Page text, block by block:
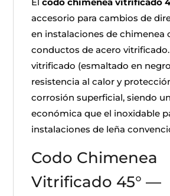
accesorio para cambios de
en instalaciones de chimenea
conductos de acero
vitrificado (esmaltado en
resistencia al calor y
corrosión superficial, siendo
económica que el inoxidable
instalaciones de leña
Codo Chimenea
Vitrificado 45° —